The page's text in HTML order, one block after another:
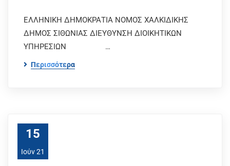
ΕΛΛΗΝΙΚΗ ΔΗΜΟΚΡΑΤΙΑ ΝΟΜΟΣ ΧΑΛΚΙΔΙΚΗΣ
ΔΗΜΟΣ ΣΙΘΩΝΙΑΣ ΔΙΕΥΘΥΝΣΗ ΔΙΟΙΚΗΤΙΚΩΝ
ΥΠΗΡΕΣΙΩΝ …
Περισσότερα
15
Ιούν 21